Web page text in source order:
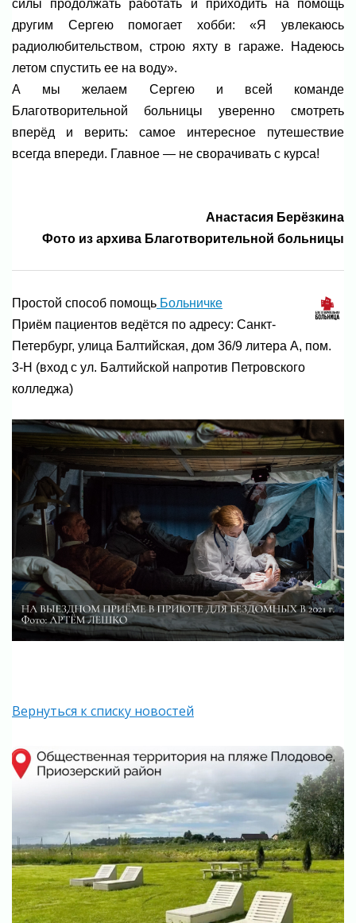
силы продолжать работать и приходить на помощь
другим Сергею помогает хобби: «Я увлекаюсь
радиолюбительством, строю яхту в гараже. Надеюсь
летом спустить ее на воду».
А мы желаем Сергею и всей команде
Благотворительной больницы уверенно смотреть
вперёд и верить: самое интересное путешествие
всегда впереди. Главное — не сворачивать с курса!
Анастасия Берёзкина
Фото из архива Благотворительной больницы
Простой способ помощь Больничке
Приём пациентов ведётся по адресу: Санкт-
Петербург, улица Балтийская, дом 36/9 литера А, пом.
3-Н (вход с ул. Балтийской напротив Петровского
колледжа)
Вернуться к списку новостей